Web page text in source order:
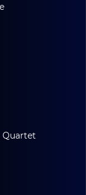
Quartet